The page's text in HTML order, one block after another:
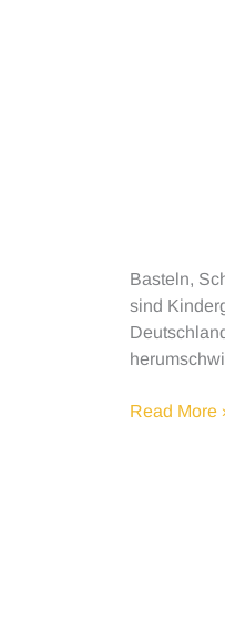
Basteln,
sind
Read More